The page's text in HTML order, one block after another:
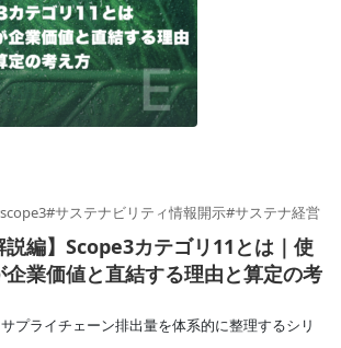
#サステナビリティ情報開示#サステナ経営
説編】Scope3カテゴリ11とは｜使
業価値と直結する理由と算定の考
プライチェーン排出量を体系的に整理するシリ